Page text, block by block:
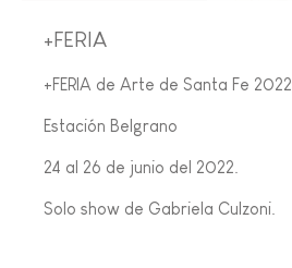
+FERIA
+FERIA de Arte de Santa Fe 2022
Estación Belgrano
24 al 26 de junio del 2022.
Solo show de Gabriela Culzoni.